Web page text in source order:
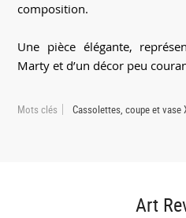
composition.
Une pièce élégante,
Marty et d’un décor peu
Mots clés Cassolettes, coupe et vase
Art